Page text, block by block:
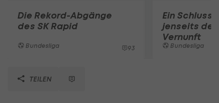
Die Rekord-Abgänge
des SK Rapid
Bundesliga 93
Ein
jenseits der
Vernunft
Bundesliga
TEILEN